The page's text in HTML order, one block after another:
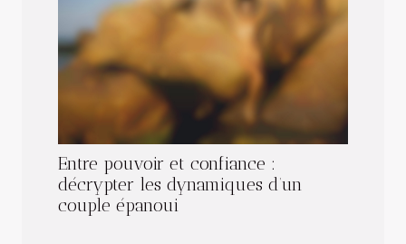
Entre pouvoir et confiance :
décrypter les dynamiques d’un
couple épanoui